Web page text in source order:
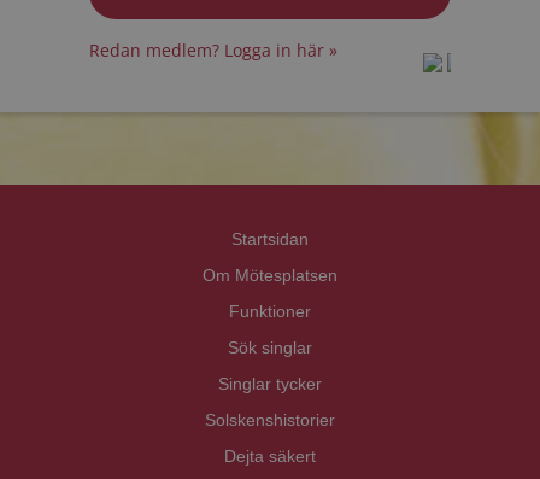
Redan medlem? Logga in här »
Startsidan
Om Mötesplatsen
Funktioner
Sök singlar
Singlar tycker
Solskenshistorier
Dejta säkert